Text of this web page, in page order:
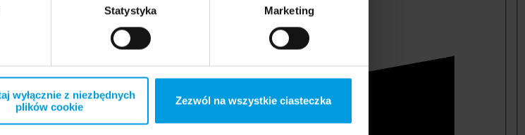
Statystyka Marketing
wyłącznie z niezbędnych
plików cookie
Zezwól na wszystkie ciasteczka